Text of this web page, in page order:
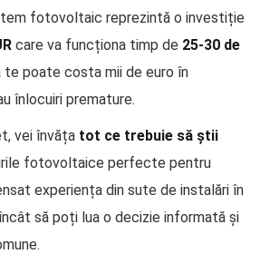
fotovoltaic reprezintă o investiție
care va funcționa timp de 25-30 de
te poate costa mii de euro în
înlocuiri premature.
vei învăța tot ce trebuie să știi
fotovoltaice perfecte pentru
experiența din sute de instalări în
să poți lua o decizie informată și